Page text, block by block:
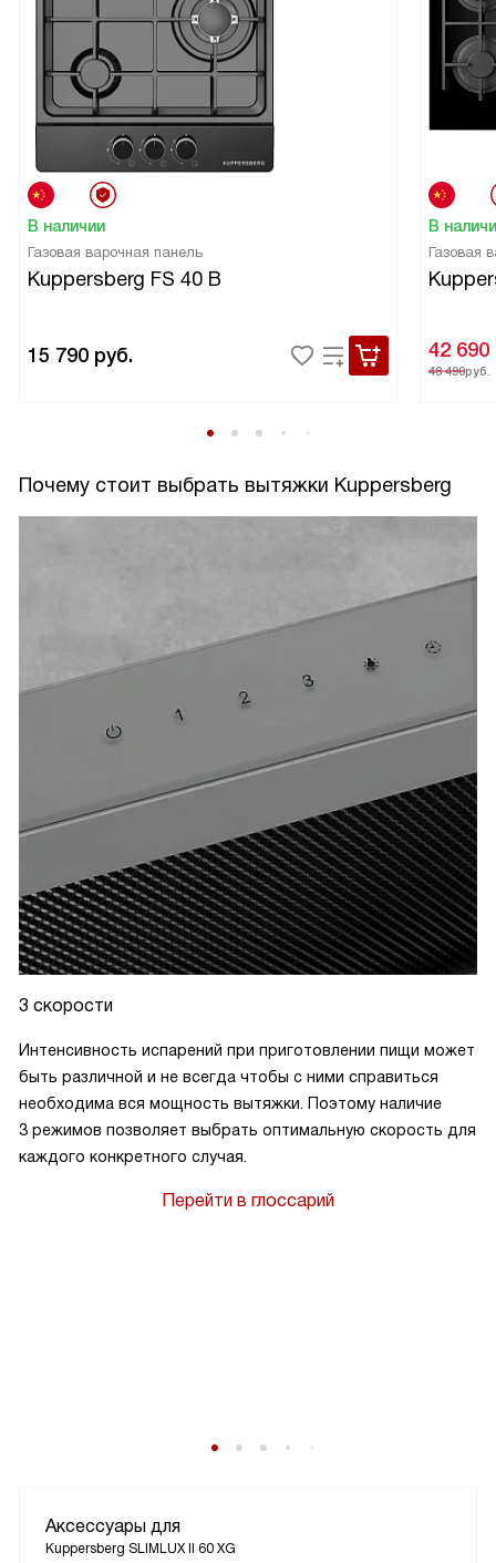
В наличии
Газовая варочная панель
Kuppersberg FS 40 B
15 790 руб.
В
Газовая
42 690
48 490руб.
Почему стоит выбрать вытяжки Kuppersberg
3 скорости
Интенсивность испарений при приготовлении пищи может
быть различной и не всегда чтобы с ними справиться
необходима вся мощность вытяжки. Поэтому наличие
3 режимов позволяет выбрать оптимальную скорость для
каждого конкретного случая.
Перейти в глоссарий
Аксессуары для
Kuppersberg SLIMLUX II 60 XG